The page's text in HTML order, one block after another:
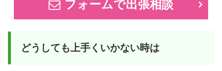
フォームで出張相談
どうしても上手くいかない時は